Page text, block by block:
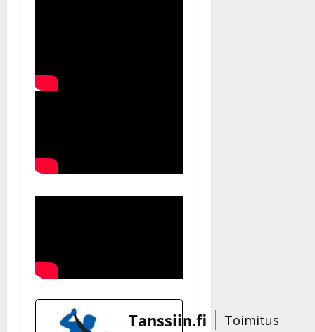
Tanssiin.fi
Toimitus